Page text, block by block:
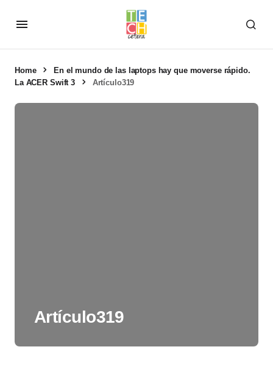
Home
En el mundo de las laptops hay que moverse rápido.
La ACER Swift 3
Artículo319
Artículo319